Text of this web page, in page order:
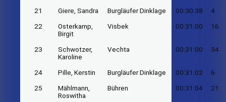
21 Giere, Sandra Burgläufer Dinklage 00:30:38 4
22
Osterkamp,
Birgit
Visbek 00:31:00 16
23
Schwotzer,
Karoline
Vechta 00:31:00 34
24 Pille, Kerstin Burgläufer Dinklage 00:31:02 6
25
Mählmann,
Roswitha
Bühren 00:31:04 21